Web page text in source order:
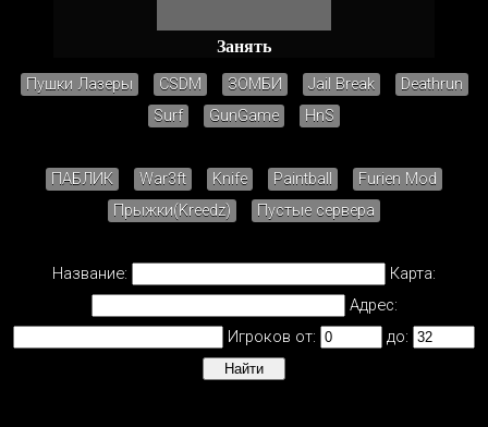
Занять
Пушки Лазеры CSDM ЗОМБИ Jail Break
Deathrun
Surf
GunGame HnS
ПАБЛИК War3ft Knife Paintball
Furien Mod
Прыжки(Kreedz)
Пустые сервера
Название:
Карта:
Адрес:
Игроков от:
до: